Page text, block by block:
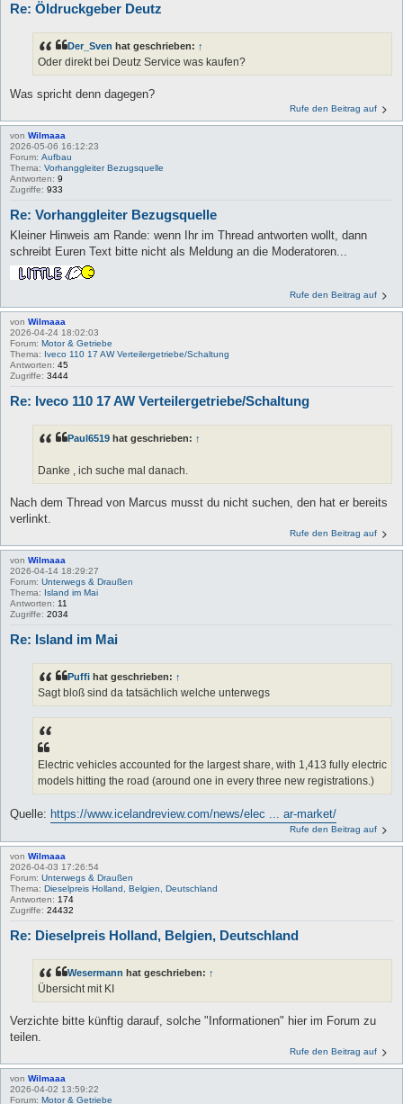
Re: Öldruckgeber Deutz
Der_Sven hat geschrieben: ↑
Oder direkt bei Deutz Service was kaufen?
Was spricht denn dagegen?
Rufe den Beitrag auf
von Wilmaaa
2026-05-06 16:12:23
Forum: Aufbau
Thema: Vorhanggleiter Bezugsquelle
Antworten: 9
Zugriffe: 933
Re: Vorhanggleiter Bezugsquelle
Kleiner Hinweis am Rande: wenn Ihr im Thread antworten wollt, dann
schreibt Euren Text bitte nicht als Meldung an die Moderatoren...
Rufe den Beitrag auf
von Wilmaaa
2026-04-24 18:02:03
Forum: Motor & Getriebe
Thema: Iveco 110 17 AW Verteilergetriebe/Schaltung
Antworten: 45
Zugriffe: 3444
Re: Iveco 110 17 AW Verteilergetriebe/Schaltung
Paul6519 hat geschrieben: ↑
Danke , ich suche mal danach.
Nach dem Thread von Marcus musst du nicht suchen, den hat er bereits
verlinkt.
Rufe den Beitrag auf
von Wilmaaa
2026-04-14 18:29:27
Forum: Unterwegs & Draußen
Thema: Island im Mai
Antworten: 11
Zugriffe: 2034
Re: Island im Mai
Puffi hat geschrieben: ↑
Sagt bloß sind da tatsächlich welche unterwegs
Electric vehicles accounted for the largest share, with 1,413 fully electric
models hitting the road (around one in every three new registrations.)
Quelle: https://www.icelandreview.com/news/elec ... ar-market/
Rufe den Beitrag auf
von Wilmaaa
2026-04-03 17:26:54
Forum: Unterwegs & Draußen
Thema: Dieselpreis Holland, Belgien, Deutschland
Antworten: 174
Zugriffe: 24432
Re: Dieselpreis Holland, Belgien, Deutschland
Wesermann hat geschrieben: ↑
Übersicht mit KI
Verzichte bitte künftig darauf, solche "Informationen" hier im Forum zu
teilen.
Rufe den Beitrag auf
von Wilmaaa
2026-04-02 13:59:22
Forum: Motor & Getriebe